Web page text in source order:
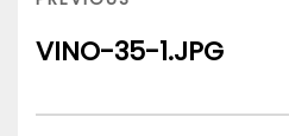
VINO-35-1.JPG